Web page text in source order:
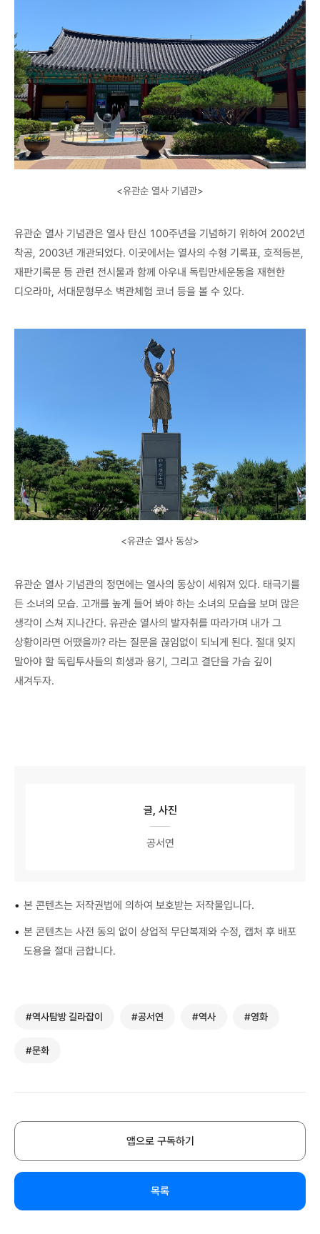
<유관순 열사 기념관>
유관순 열사 기념관은 열사 탄신 100주년을 기념하기 위하여 2002년
착공, 2003년 개관되었다. 이곳에서는 열사의 수형 기록표, 호적등본,
재판기록문 등 관련 전시물과 함께 아우내 독립만세운동을 재현한
디오라마, 서대문형무소 벽관체험 코너 등을 볼 수 있다.
<유관순 열사 동상>
유관순 열사 기념관의 정면에는 열사의 동상이 세워져 있다. 태극기를
든 소녀의 모습. 고개를 높게 들어 봐야 하는 소녀의 모습을 보며 많은
생각이 스쳐 지나간다. 유관순 열사의 발자취를 따라가며 내가 그
상황이라면 어땠을까? 라는 질문을 끊임없이 되뇌게 된다. 절대 잊지
말아야 할 독립투사들의 희생과 용기, 그리고 결단을 가슴 깊이
새겨두자.
글, 사진
공서연
• 본 콘텐츠는 저작권법에 의하여 보호받는 저작물입니다.
• 본 콘텐츠는 사전 동의 없이 상업적 무단복제와 수정, 캡처 후 배포
도용을 절대 금합니다.
#역사탐방 길라잡이 #공서연 #역사 #영화
#문화
앱으로 구독하기
목록